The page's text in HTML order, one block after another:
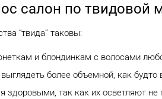
салон по твидовой
“твида” таковы:
и блондинкам с волосами
более объемной, как будто
здоровыми, так как их осветляют